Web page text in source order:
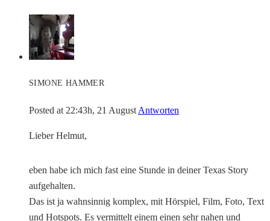
SIMONE HAMMER
Posted at 22:43h, 21 August Antworten
Lieber Helmut,
eben habe ich mich fast eine Stunde in deiner Texas Story
aufgehalten.
Das ist ja wahnsinnig komplex, mit Hörspiel, Film, Foto, Text
und Hotspots. Es vermittelt einem einen sehr nahen und